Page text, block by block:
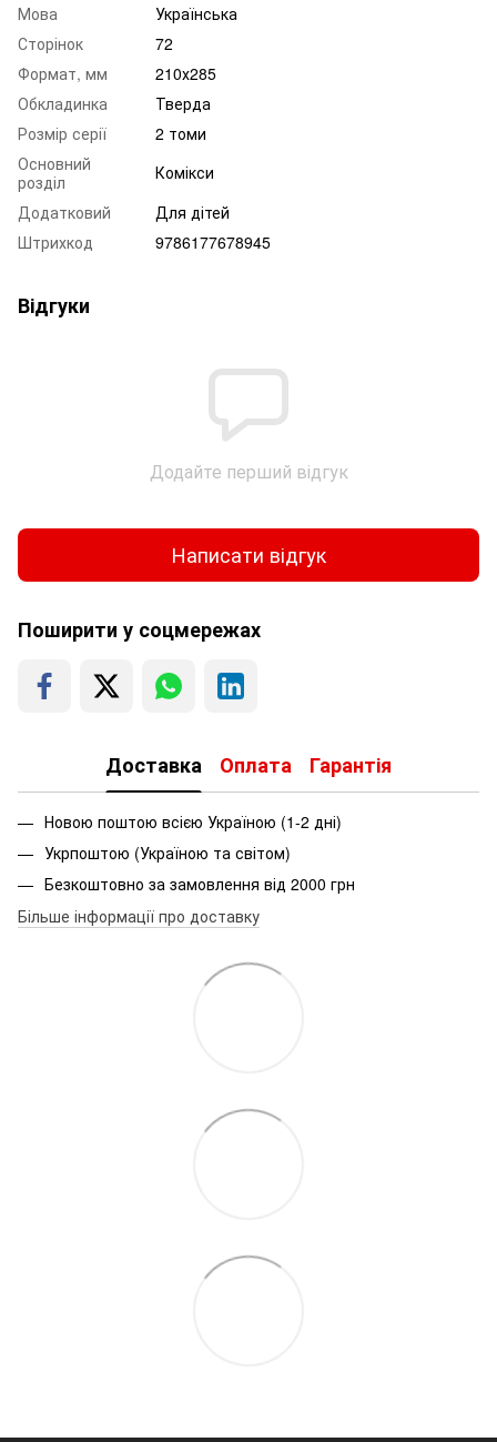
Мова
Українська
Сторінок
72
Формат, мм
210х285
Обкладинка
Тверда
Розмір серії
2 томи
Основний
розділ
Комікси
Додатковий
Для дітей
Штрихкод
9786177678945
Відгуки
Додайте перший відгук
Написати відгук
Поширити у соцмережах
Доставка Оплата Гарантія
Новою поштою всією Україною (1-2 дні)
Укрпоштою (Україною та світом)
Безкоштовно за замовлення від 2000 грн
Більше інформації про доставку